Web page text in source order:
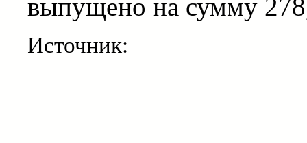
выпущено на сумму
Источник: